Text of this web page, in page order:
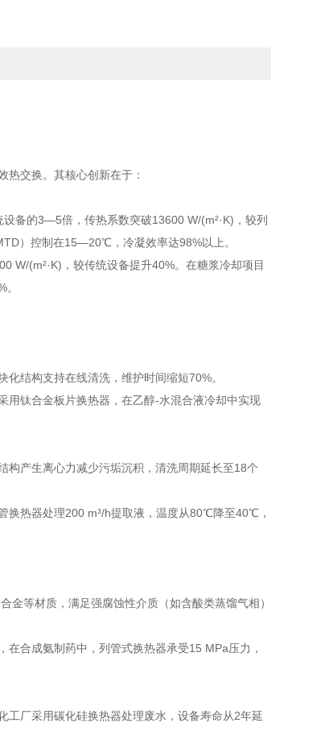
交换。其核心创新在于：
备的3—5倍，传热系数突破13600 W/(m²·K)，较列
）控制在15—20℃，冷凝效率达98%以上。
W/(m²·K)，较传统设备提升40%。在糖浆冷却项目
结构支持在线清洗，维护时间缩短70%。
用钛合金板片换热器，在乙醇-水混合液冷却中实现
构产生离心力减少污垢沉积，清洗周期延长至18个
换热器处理200 m³/h提取液，温度从80℃降至40℃，
等材质，满足强腐蚀性介质（如含酸类蒸馏气相）
合成氨制药中，列管式换热器承受15 MPa压力，
工厂采用碳化硅换热器处理废水，设备寿命从2年延